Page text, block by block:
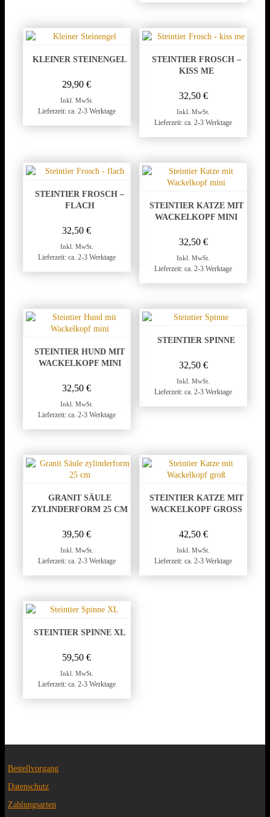
KLEINER STEINENGEL
29,90€
Inkl. MwSt.
Lieferzeit: ca. 2-3 Werktage
STEINTIER FROSCH –
KISS ME
32,50 €
Inkl. MwSt.
Lieferzeit: ca. 2-3 Werktage
STEINTIER FROSCH –
FLACH
32,50€
Inkl. MwSt.
Lieferzeit: ca. 2-3 Werktage
STEINTIER KATZE MIT
WACKELKOPF MINI
32,50 €
Inkl. MwSt.
Lieferzeit: ca. 2-3 Werktage
STEINTIER HUND MIT
WACKELKOPF MINI
32,50€
Inkl. MwSt.
Lieferzeit: ca. 2-3 Werktage
STEINTIER SPINNE
32,50 €
Inkl. MwSt.
Lieferzeit: ca. 2-3 Werktage
GRANIT SÄULE
ZYLINDERFORM 25 CM
39,50€
Inkl. MwSt.
Lieferzeit: ca. 2-3 Werktage
STEINTIER KATZE MIT
WACKELKOPF GROSS
42,50 €
Inkl. MwSt.
Lieferzeit: ca. 2-3 Werktage
STEINTIER SPINNE XL
59,50€
Inkl. MwSt.
Lieferzeit: ca. 2-3 Werktage
Bestellvorgang
Datenschutz
Zahlungsarten